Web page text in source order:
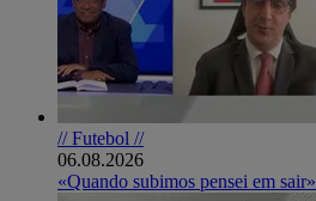
// Futebol //
06.08.2026
«Quando subimos pensei em sair»